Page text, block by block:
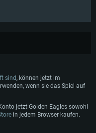
Für MAC
sind, können jetzt im
wenn sie das Spiel auf
jetzt Golden Eagles sowohl
in jedem Browser kaufen.